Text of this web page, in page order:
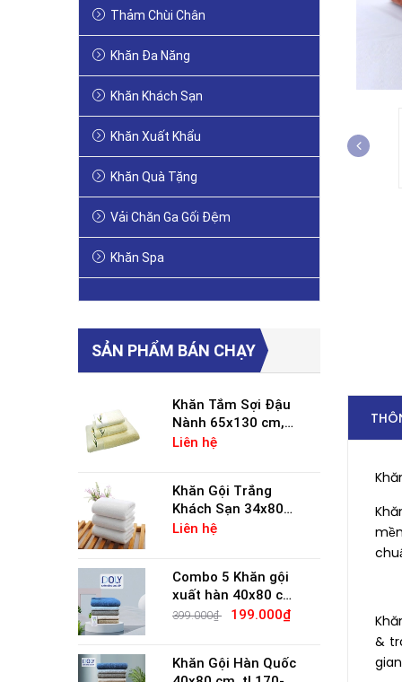
Thảm Chùi Chân
Khăn Đa Năng
Khăn Khách Sạn
Khăn Xuất Khẩu
Khăn Quà Tặng
Vải Chăn Ga Gối Đệm
Khăn Spa
Khăn Bệnh Viện
SẢN PHẨM BÁN CHẠY
Khăn Tắm Sợi Đậu
Nành 65x130 cm,
SOYBEAN
Liên hệ
Khăn Gội Trắng
Khách Sạn 34x80
cm, 120g-150g,
Liên hệ
Combo 5 Khăn gội
xuất hàn 40x80 cm,
tl 180g Siêu mềm
399.000₫ 199.000₫
Khăn Gội Hàn Quốc
&